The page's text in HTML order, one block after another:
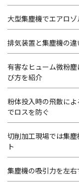
大型集塵機でエアロ
排気装置と集塵機の
有害なヒューム微粉
び方を紹介
粉体投入時の飛散に
でロスを防ぐ
切削加工現場では集
ト
集塵機の吸引力を左